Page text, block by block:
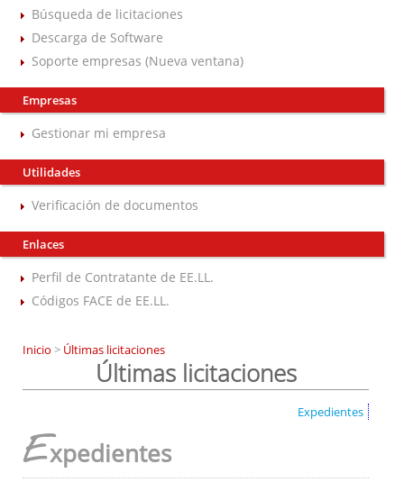
Búsqueda de licitaciones
Descarga de Software
Soporte empresas (Nueva ventana)
Empresas
Gestionar mi empresa
Utilidades
Verificación de documentos
Enlaces
Perfil de Contratante de EE.LL.
Códigos FACE de EE.LL.
Inicio > Últimas licitaciones
Últimas licitaciones
Expedientes
Expedientes